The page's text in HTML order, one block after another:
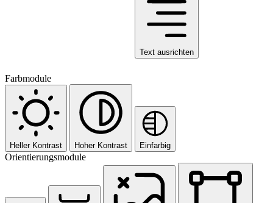
Text ausrichten
Farbmodule
Heller Kontrast Hoher Kontrast Einfarbig
Orientierungsmodule